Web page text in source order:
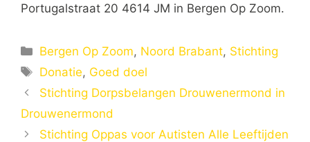
Portugalstraat 20 4614 JM in Bergen Op Zoom.
Categorieën
Bergen Op Zoom, Noord Brabant, Stichting
Tags
Donatie, Goed doel
Stichting Dorpsbelangen Drouwenermond in
Drouwenermond
Stichting Oppas voor Autisten Alle Leeftijden